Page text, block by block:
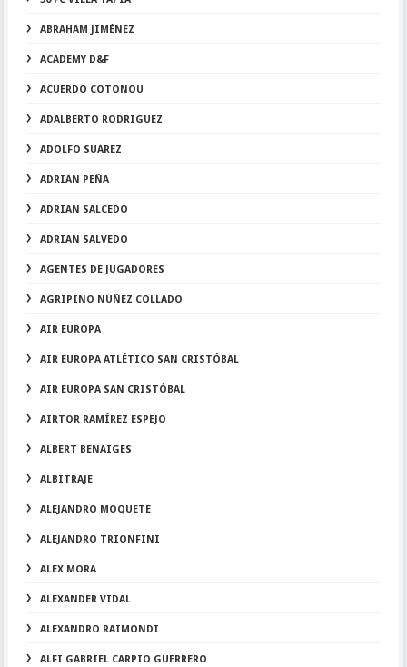
ABRAHAM JIMÉNEZ
ACADEMY D&F
ACUERDO COTONOU
ADALBERTO RODRIGUEZ
ADOLFO SUÁREZ
ADRIÁN PEÑA
ADRIAN SALCEDO
ADRIAN SALVEDO
AGENTES DE JUGADORES
AGRIPINO NÚÑEZ COLLADO
AIR EUROPA
AIR EUROPA ATLÉTICO SAN CRISTÓBAL
AIR EUROPA SAN CRISTÓBAL
AIRTOR RAMÍREZ ESPEJO
ALBERT BENAIGES
ALBITRAJE
ALEJANDRO MOQUETE
ALEJANDRO TRIONFINI
ALEX MORA
ALEXANDER VIDAL
ALEXANDRO RAIMONDI
ALFI GABRIEL CARPIO GUERRERO